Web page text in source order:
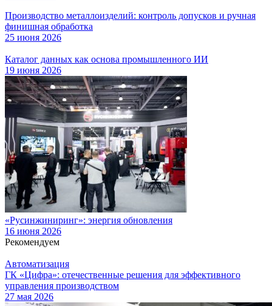
Производство металлоизделий: контроль допусков и ручная
финишная обработка
25 июня 2026
Каталог данных как основа промышленного ИИ
19 июня 2026
«Русинжиниринг»: энергия обновления
16 июня 2026
Рекомендуем
Автоматизация
ГК «Цифра»: отечественные решения для эффективного
управления производством
27 мая 2026